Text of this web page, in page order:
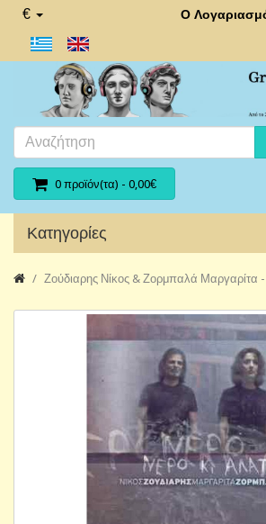
€ Ο
0 προϊόν(τα) - 0,00€
Κατηγορίες
Ζούδιαρης Νίκος & Ζορμπαλά Μαργαρίτα -